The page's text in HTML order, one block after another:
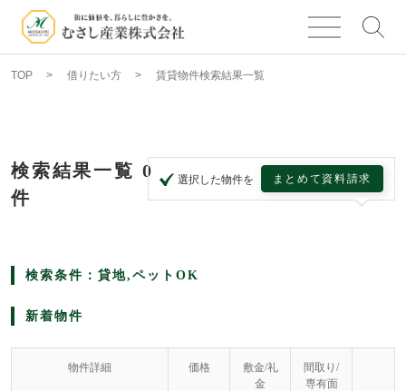
TOP 借りたい方 賃貸物件検索結果一覧
検索結果一覧 0
件
選択した物件を まとめて資料請求
検索条件：貸地,ペットOK
新着物件
物件詳細 価格
敷金/礼
金
間取り/
専有面